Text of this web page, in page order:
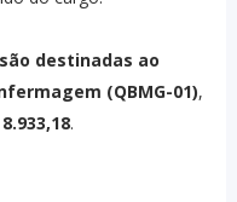
destinadas ao
(QBMG-01),
.